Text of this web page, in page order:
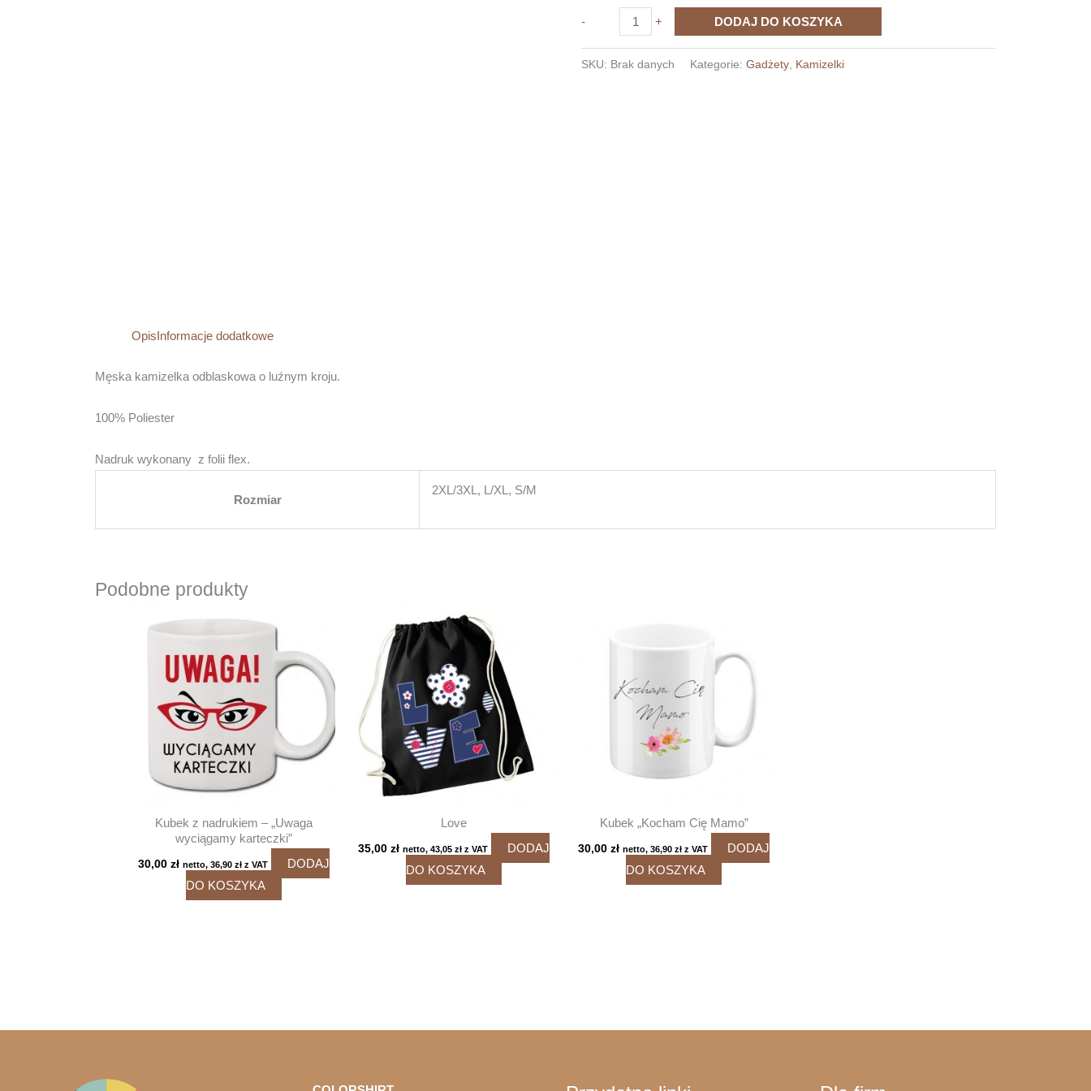
-
Kamizelka
odblaskowa
+ DODAJ DO KOSZYKA
SKU: Brak danych Kategorie:Gadżety Kamizelki
OpisInformacje dodatkowe
Męska kamizelka odblaskowa o luźnym kroju.
100% Poliester
Nadruk wykonany z folii flex.
Rozmiar
2XL/3XL, L/XL, S/M
Podobne produkty
Kubek z nadrukiem – „Uwaga
wyciągamy karteczki”
30,00 zł netto, 36,90 złz VAT
DODAJ
DO KOSZYKA
Love
35,00 zł netto, 43,05 złz VAT
DODAJ
DO KOSZYKA
Kubek „Kocham Cię Mamo”
30,00zł netto,36,90zł z VAT
DODAJ
DO KOSZYKA